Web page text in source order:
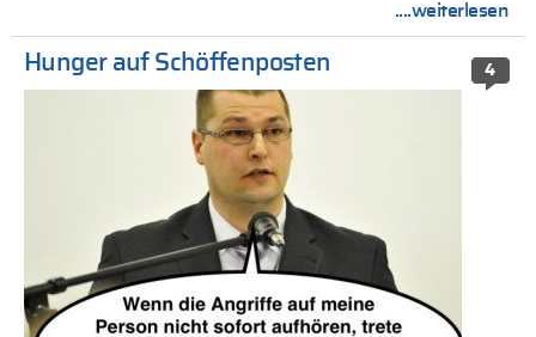
....weiterlesen
4
Hunger auf Schöffenposten